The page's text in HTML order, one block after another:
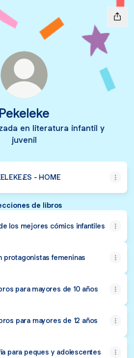
Pekeleke
en literatura infantil y
juvenil
- HOME
de libros
los mejores cómics infantiles
protagonistas femeninas
para mayores de 10 años
para mayores de 12 años
para peques y adolescentes